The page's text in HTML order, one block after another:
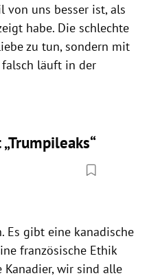
von uns besser ist, als
habe. Die schlechte
zu tun, sondern mit
falsch läuft in der
Es gibt eine kanadische
französische Ethik
Kanadier, wir sind alle